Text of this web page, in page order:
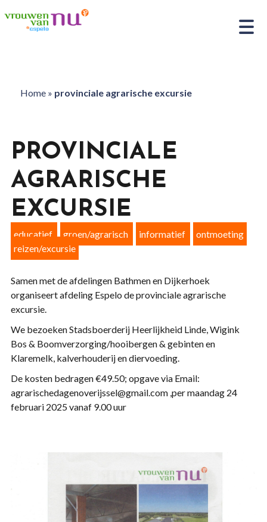
Home» provinciale agrarische excursie
PROVINCIALE
AGRARISCHE
EXCURSIE
educatief groen/agrarisch informatief
ontmoeting
reizen/excursie
Samen met de afdelingen Bathmen en Dijkerhoek
organiseert afdeling Espelo de provinciale agrarische
excursie.
We bezoeken Stadsboerderij Heerlijkheid Linde, Wigink
Bos & Boomverzorging/hooibergen & gebinten en
Klaremelk, kalverhouderij en diervoeding.
De kosten bedragen €49.50; opgave via Email:
agrarischedagenoverijssel@gmail.com ,per maandag 24
februari 2025 vanaf 9.00 uur